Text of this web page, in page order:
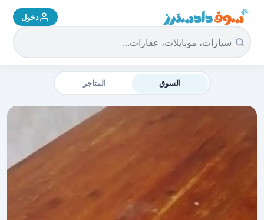
سوق دادسترز الرئيسية دخول
السوق المتاجر